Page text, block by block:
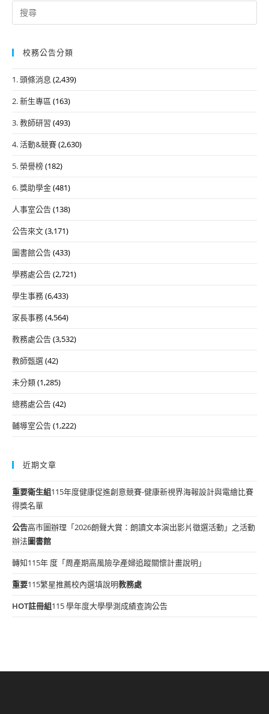
Search
for:
校務公告分類
1. 頭條消息 (2,439)
2. 新生專區 (163)
3. 教師研習 (493)
4. 活動&競賽(2,630)
5. 榮譽榜(182)
6. 獎助學金(481)
人事室公告(138)
公告來文(3,171)
圖書館公告(433)
學務處公告(2,721)
學生事務(6,433)
家長事務(4,564)
教務處公告(3,532)
教師甄選(42)
未分類(1,285)
總務處公告(42)
輔導室公告(1,222)
近期文章
重要衛生組115年度健康促進創意競賽-健康新視界海報設計與電繪比賽
得獎名單
公告高市圖辦理「2026朗聲大賞：朗讀文本演出影片徵選活動」之活動
辦法圖書館
轉知115年 度「周產期高風險孕產婦追蹤關懷計畫說明」
重要115繁星推薦校內選填說明教務處
HOT註冊組115 學年度大學學測成績查詢公告